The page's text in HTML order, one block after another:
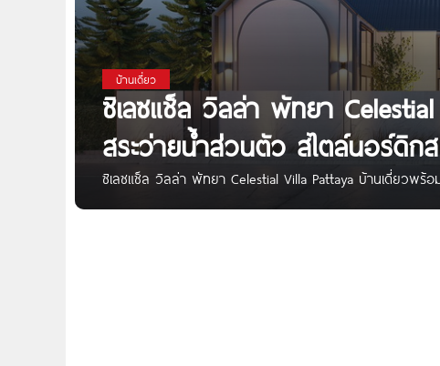
บ้านเดี่ยว
ซิเลซแช็ล วิลล่า พัทยา
สระว่ายน้ำส่วนตัว สไตล์นอร์ดิก
ซิเลซแช็ล วิลล่า พัทยา Celestial Villa Pattaya บ้านเดี่ยวพร้อ